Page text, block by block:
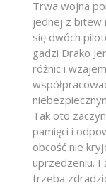
Trwa wojna
jednej z bitew
się dwóch
gadzi Drako
różnic i
Tak oto
pamięci i
obcość nie
uprzedzeniu. I
trzeba